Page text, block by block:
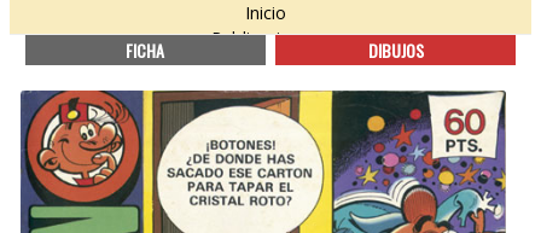
Inicio
Publicaciones
FICHA DIBUJOS